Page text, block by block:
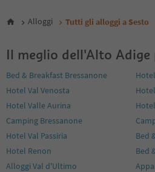
Alloggi Tutti gli alloggi a Sesto
Il meglio dell'Alto Adige
Bed & Breakfast Bressanone
Hotel Val Venosta
Hotel Valle Aurina
Camping Bressanone
Hotel Val Passiria
Bed
Hotel Renon
Bed
Alloggi Val d'Ultimo